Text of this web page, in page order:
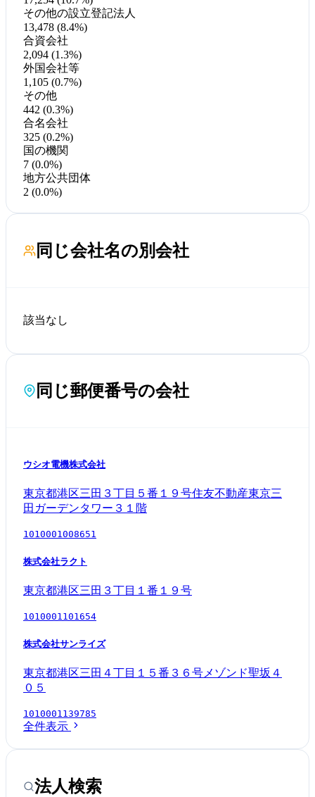
その他の設立登記法人
13,478 (8.4%)
合資会社
2,094 (1.3%)
外国会社等
1,105 (0.7%)
その他
442 (0.3%)
合名会社
325 (0.2%)
国の機関
7 (0.0%)
地方公共団体
2 (0.0%)
同じ会社名の別会社
該当なし
同じ郵便番号の会社
ウシオ電機株式会社
東京都港区三田３丁目５番１９号住友不動産東京三
田ガーデンタワー３１階
1010001008651
株式会社ラクト
東京都港区三田３丁目１番１９号
1010001101654
株式会社サンライズ
東京都港区三田４丁目１５番３６号メゾンド聖坂４
０５
1010001139785
全件表示
法人検索